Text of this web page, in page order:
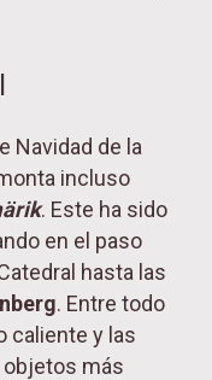
Navidad de la
incluso
. Este ha sido
en el paso
hasta las
. Entre todo
caliente y las
más